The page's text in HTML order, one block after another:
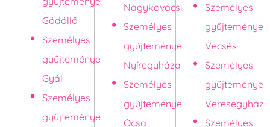
Gödöllő
Személyes
gyűjteménye
Gyál
Személyes
gyűjteménye
Nagykovácsi
Személyes
gyűjteménye
Nyíregyháza
Személyes
gyűjteménye
Ócsa
Személyes
gyűjteménye
Vecsés
Személyes
gyűjteménye
Veresegyház
Személyes